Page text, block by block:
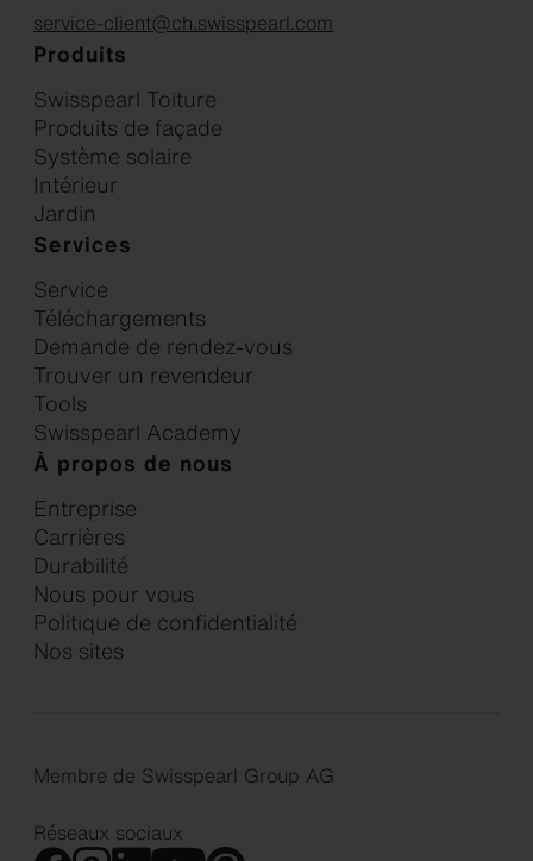
service-client@ch.swisspearl.com
Produits
Swisspearl Toiture
Produits de façade
Système solaire
Intérieur
Jardin
Services
Service
Téléchargements
Demande de rendez-vous
Trouver un revendeur
Tools
Swisspearl Academy
À propos de nous
Entreprise
Carrières
Durabilité
Nous pour vous
Politique de confidentialité
Nos sites
Membre de Swisspearl Group AG
Réseaux sociaux